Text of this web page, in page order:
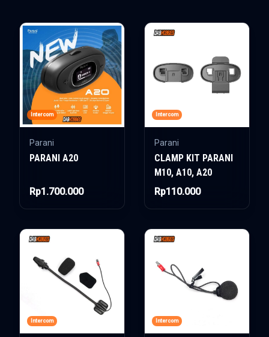
Intercom
Parani
PARANI A20
Rp1.700.000
Intercom
Parani
CLAMP KIT PARANI
M10, A10, A20
Rp110.000
Intercom Intercom